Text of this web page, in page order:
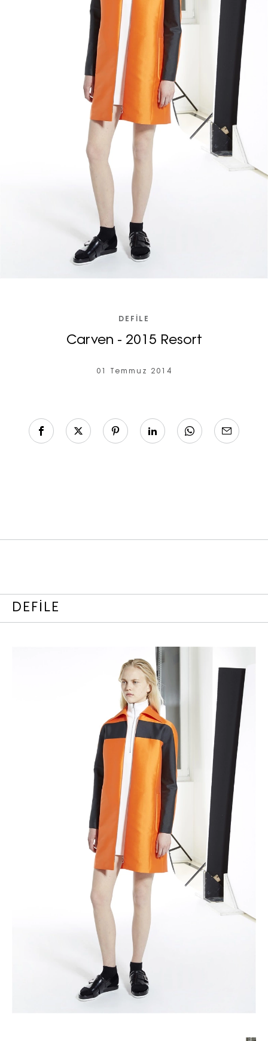
DEFILE
Carven - 2015 Resort
01 Temmuz 2014
DEFİLE